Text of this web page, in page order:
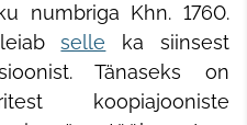
numbriga Khn. 1760.
leiabselle ka siinsest
Tänaseks on
koopiajooniste